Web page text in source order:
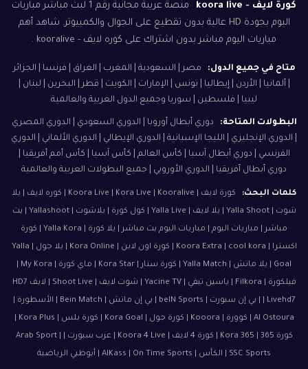
كورة لايف - koora live
منصة عربية مجانية رقم 1 لبث مباشر مباريات
اليوم بجودة HD عالية بدون تقطيع على الجوال والكمبيوتر. شاهد أهم
مباريات اليوم مباشر بدون اشتراك على كوره لايف - kooralive .
متاح في جميع الدول:
مصر | السعودية | المغرب | العراق | فرنسا | الجزائر
| ألمانيا | الأردن | إيطاليا | تونس | الإمارات | الكويت | قطر | البحرين | لبنان |
ليبيا | فلسطين | سوريا وجميع الدول العربية والعالمية
البطولات المتاحة:
دوري أبطال أوروبا | الدوري السعودي | الدوري المصري
| الدوري الإنجليزي | الليجا الإسبانية | الدوري الإيطالي | الدوري الألماني | الدوري
الفرنسي | دوري أبطال آسيا | كأس العالم | كأس آسيا | كأس أمم أفريقيا |
دوري أبطال أفريقيا | الدوري الأوروبي | جميع البطولات العربية والعالمية
كلمات البحث:
كورة لايف | Koora Live | Kora Live | Kooralive | كوره لايف | يلا
شوت | Yalla Shoot | يلا لايف | Yalla Live | كول كورة | يلاشوت | Yallashoot | بث
مباشر | مباريات اليوم | مباريات اليوم بث مباشر | يلا كورة | Yalla Kora | كورة
اكسترا | Koora Extra | cool kora | كورة اون لاين | Kora Online | يلا جول | Yalla
فيلكورة | Filkora | ياسين تيفي | Yacine TV | شوت لايف | Shoot Live | لايف HD7
| Livehd7 | بي إن سبورت | beIN Sports | بي إن ماتش | Bein Match | الأسطورة |
كورة 365 | Kora 365 | كورة 4 لايف | Koora 4 Live | عرب سبورت | Arab Sport |
SSC Sports | الكأس | AlKass | On Time Sports | أبوظبي الرياضية